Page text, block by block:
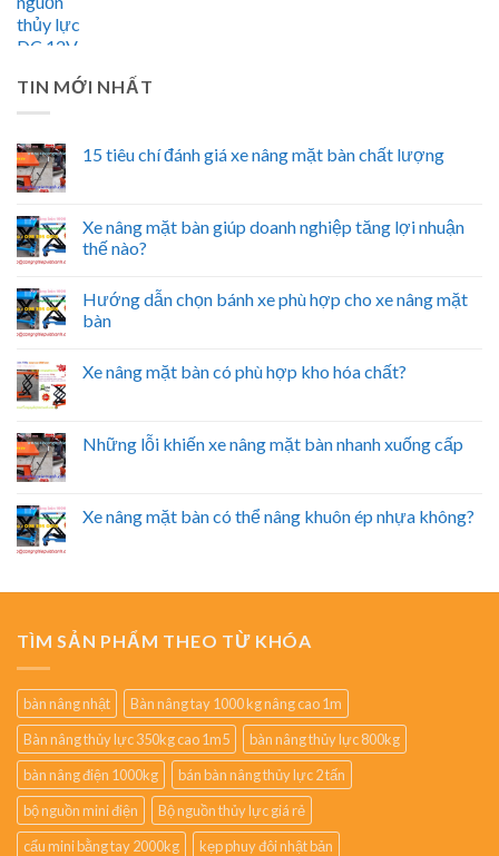
TIN MỚI NHẤT
15 tiêu chí đánh giá xe nâng mặt bàn chất lượng
Xe nâng mặt bàn giúp doanh nghiệp tăng lợi nhuận
thế nào?
Hướng dẫn chọn bánh xe phù hợp cho xe nâng mặt
bàn
Xe nâng mặt bàn có phù hợp kho hóa chất?
Những lỗi khiến xe nâng mặt bàn nhanh xuống cấp
Xe nâng mặt bàn có thể nâng khuôn ép nhựa không?
TÌM SẢN PHẨM THEO TỪ KHÓA
bàn nâng nhật
Bàn nâng tay 1000 kg nâng cao 1m
Bàn nâng thủy lực 350kg cao 1m5
bàn nâng thủy lực 800kg
bàn nâng điện 1000kg
bán bàn nâng thủy lực 2 tấn
bộ nguồn mini điện
Bộ nguồn thủy lực giá rẻ
cẩu mini bằng tay 2000kg
kẹp phuy đôi nhật bản